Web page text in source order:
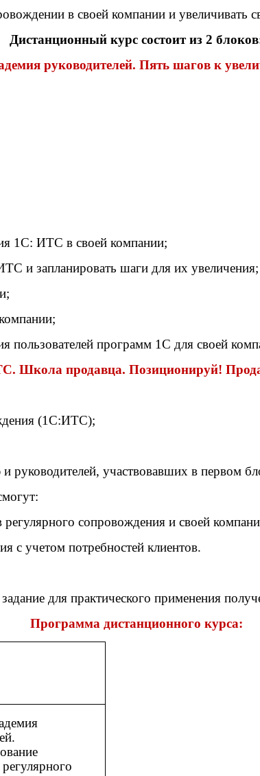
в своей компании и увеличивать
Дистанционный курс состоит из 2
руководителей. Пять шагов к
1С: ИТС в своей компании;
и запланировать шаги для их увеличения;
пользователей программ 1С для своей
Школа продавца. Позиционируй!
(1С:ИТС);
руководителей, участвовавших в первом
сопровождения и своей
с учетом потребностей клиентов.
для практического применения
Программа дистанционного курса: